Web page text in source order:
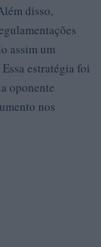
disso,
assim um
estratégia foi
oponente
nos